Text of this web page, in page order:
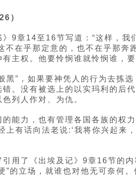
）
》9章14至16节写道：“这样，
不在乎那定意的，也不在乎那
主权。他要怜悯谁就怜悯谁，要
黑”，如果要神凭人的行为去拣
错。没有被选上的以实玛利的后
列人作对、为仇。
的能力，也有管理各国各族的权
上有话向法老说:‘我将你兴起来
用了《出埃及记》9章16节的
”的立场，就谁也对他无可奈何